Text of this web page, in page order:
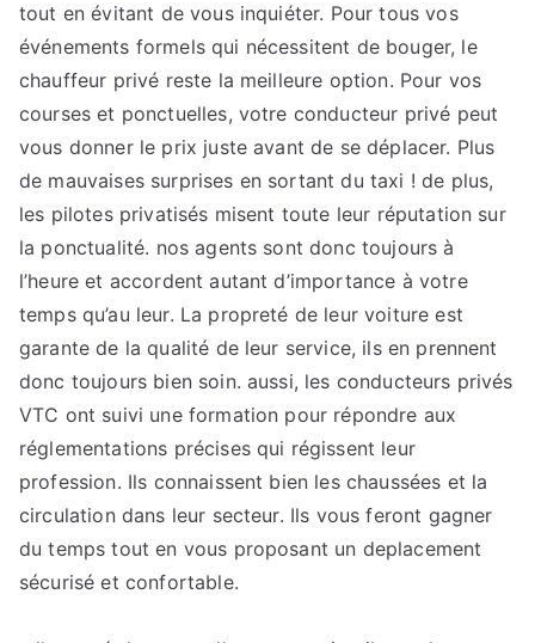
tout en évitant de vous inquiéter. Pour tous vos
événements formels qui nécessitent de bouger, le
chauffeur privé reste la meilleure option. Pour vos
courses et ponctuelles, votre conducteur privé peut
vous donner le prix juste avant de se déplacer. Plus
de mauvaises surprises en sortant du taxi ! de plus,
les pilotes privatisés misent toute leur réputation sur
la ponctualité. nos agents sont donc toujours à
l’heure et accordent autant d’importance à votre
temps qu’au leur. La propreté de leur voiture est
garante de la qualité de leur service, ils en prennent
donc toujours bien soin. aussi, les conducteurs privés
VTC ont suivi une formation pour répondre aux
réglementations précises qui régissent leur
profession. Ils connaissent bien les chaussées et la
circulation dans leur secteur. Ils vous feront gagner
du temps tout en vous proposant un deplacement
sécurisé et confortable.